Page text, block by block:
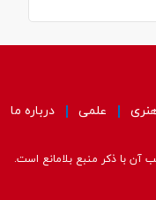
علمی درباره ما
آن با ذکر منبع بلامانع است.